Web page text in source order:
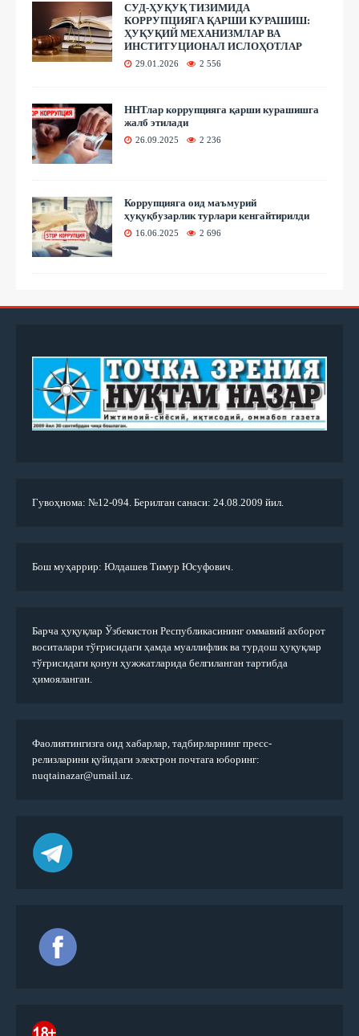
СУД-ҲУҚУҚ ТИЗИМИДА
КОРРУПЦИЯГА ҚАРШИ КУРАШИШ:
ҲУҚУҚИЙ МЕХАНИЗМЛАР ВА
ИНСТИТУЦИОНАЛ ИСЛОҲОТЛАР
29.01.2026 2 556
ННТлар коррупцияга қарши курашишга
жалб этилади
26.09.2025 2 236
Коррупцияга оид маъмурий
ҳуқуқбузарлик турлари кенгайтирилди
16.06.2025 2 696
Гувоҳнома: №12-094. Берилган санаси: 24.08.2009 йил.
Бош муҳаррир: Юлдашев Тимур Юсуфович.
Барча ҳуқуқлар Ўзбекистон Республикасининг оммавий ахборот
воситалари тўғрисидаги ҳамда муаллифлик ва турдош ҳуқуқлар
тўғрисидаги қонун ҳужжатларида белгиланган тартибда
ҳимояланган.
Фаолиятингизга оид хабарлар, тадбирларнинг пресс-
релизларини қуйидаги электрон почтага юборинг:
nuqtainazar@umail.uz.